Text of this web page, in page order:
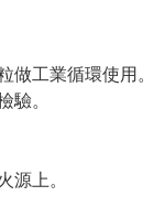
工業循環使用。
。
上。